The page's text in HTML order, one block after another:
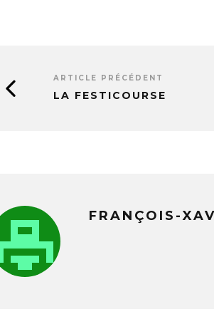
ARTICLE PRÉCÉDENT
LA FESTICOURSE
FRANÇOIS-